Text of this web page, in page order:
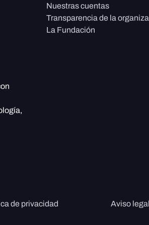
Nuestras cuentas
Transparencia de la
La Fundación
de privacidad Aviso legal